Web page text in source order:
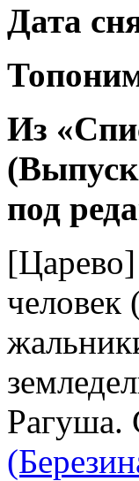
Дата
Из
(Выпуск
под
человек
Рагуша.